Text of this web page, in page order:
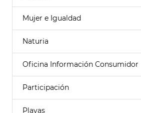
Mujer e Igualdad
Naturia
Oficina Información Consumidor
Participación
Playas